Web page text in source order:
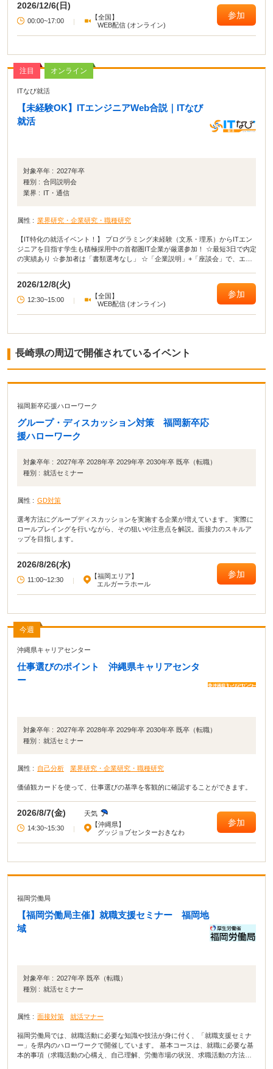
2026/12/6(日)
00:00~17:00 |
【全国】
WEB配信 (オンライン)
参加
注目 オンライン
ITなび就活
【未経験OK】ITエンジニアWeb合説｜ITなび
就活
対象卒年 : 2027年卒
種別 : 合同説明会
業界 :
IT・通信
属性 : 業界研究・企業研究・職種研究
【IT特化の就活イベント！】 プログラミング未経験（文系・理系）からITエン
ジニアを目指す学生も積極採用中の首都圏IT企業が厳選参加！ ☆最短3日で内定
の実績あり ☆参加者は「書類選考なし」 ☆「企業説明」+「座談会」で、エン
2026/12/8(火)
12:30~15:00 |
【全国】
WEB配信 (オンライン)
参加
長崎県の周辺で開催されているイベント
福岡新卒応援ハローワーク
グループ・ディスカッション対策 福岡新卒応
援ハローワーク
対象卒年 : 2027年卒 2028年卒 2029年卒 2030年卒 既卒（転職）
種別 : 就活セミナー
属性 : GD対策
選考方法にグループディスカッションを実施する企業が増えています。 実際に
ロールプレイングを行いながら、その狙いや注意点を解説。面接力のスキルア
ップを目指します。
2026/8/26(水)
11:00~12:30 |
【福岡エリア】
エルガーラホール
参加
今週
沖縄県キャリアセンター
仕事選びのポイント 沖縄県キャリアセンタ
ー
対象卒年 : 2027年卒 2028年卒 2029年卒 2030年卒 既卒（転職）
種別 : 就活セミナー
属性 : 自己分析 業界研究・企業研究・職種研究
価値観カードを使って、仕事選びの基準を客観的に確認することができます。
2026/8/7(金)
天気
14:30~15:30
|
【沖縄県】
グッジョブセンターおきなわ
参加
福岡労働局
【福岡労働局主催】就職支援セミナー 福岡地
域
対象卒年 : 2027年卒 既卒（転職）
種別 : 就活セミナー
属性 : 面接対策 就活マナー
福岡労働局では、就職活動に必要な知識や技法が身に付く、「就職支援セミナ
ー」を県内のハローワークで開催しています。 基本コースは、就職に必要な基
本的事項（求職活動の心構え、自己理解、労働市場の状況、求職活動の方法・